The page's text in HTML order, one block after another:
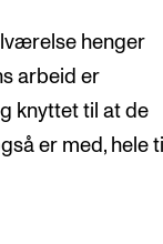
henger
arbeid er
knyttet til at de
er med, hele